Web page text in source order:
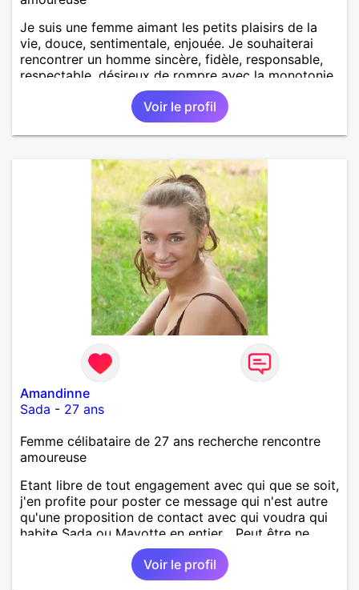
Je suis une femme aimant les petits plaisirs de la
vie, douce, sentimentale, enjouée. Je souhaiterai
rencontrer un homme sincère, fidèle, responsable,
respectable, désireux de rompre avec la monotonie
du célibat et voir la vie autrement.
Voir le profil
Amandinne
Sada - 27 ans
Femme célibataire de 27 ans recherche rencontre
amoureuse
Etant libre de tout engagement avec qui que se soit,
j'en profite pour poster ce message qui n'est autre
qu'une proposition de contact avec qui voudra qui
habite Sada ou Mayotte en entier... Peut être ne
pourrai-je répondre à tout le monde, mais la perche
est lancée et qui sait ce que cela pourrait donner. Je
reste optimiste sur l'avenir et vous ?
Voir le profil